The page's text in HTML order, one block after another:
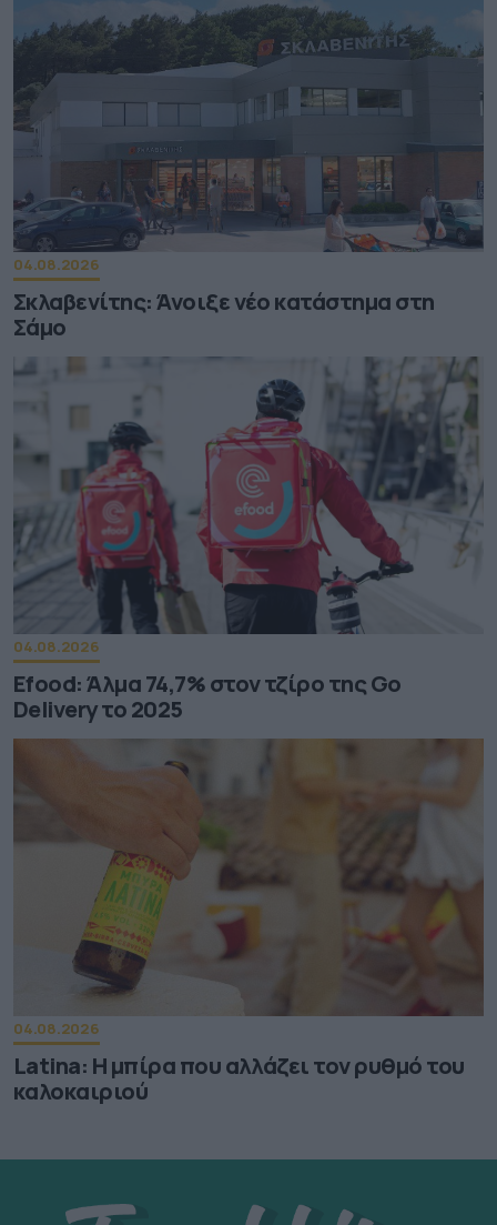
04.08.2026
Σκλαβενίτης: Άνοιξε νέο κατάστημα στη
Σάμο
04.08.2026
Efood: Άλμα 74,7% στον τζίρο της Go
Delivery το 2025
04.08.2026
Latina: Η μπίρα που αλλάζει τον ρυθμό του
καλοκαιριού